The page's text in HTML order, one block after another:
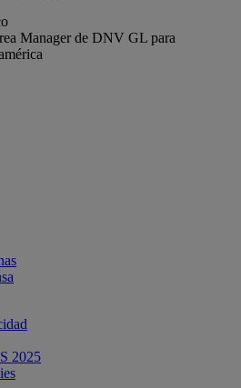
Manager de DNV GL para
2025